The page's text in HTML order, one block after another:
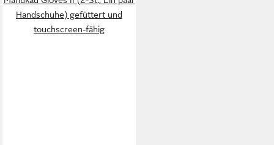
Handschuhe) gefüttert und
touchscreen-fähig